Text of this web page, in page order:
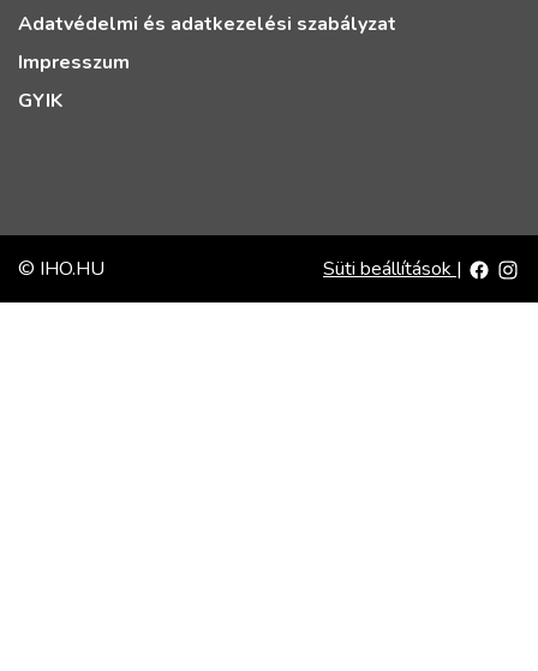
Adatvédelmi és adatkezelési szabályzat
Impresszum
GYIK
© IHO.HU Süti beállítások |